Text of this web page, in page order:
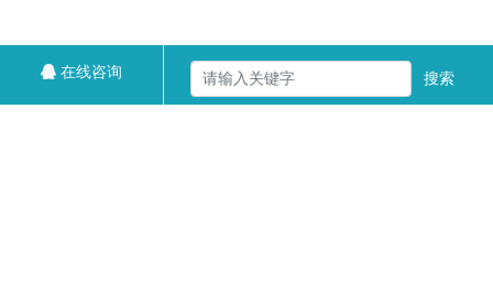
在线咨询 搜索